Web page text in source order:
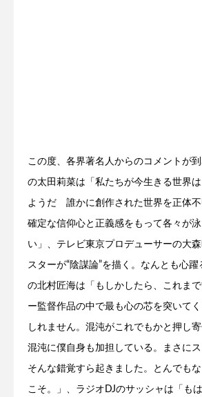
この度、各界著名人からのコメントが
の太田莉菜は「私たちが今生きる世界
ようだ 誰かに創作された世界を正体
確定な信仰心と正義感をもって各々が
い」、テレビ東京プロデューサーの大
スターが“陰謀論”を描く。なんとも心
の北村匠海は「もしかしたら、これま
ー監督作品の中で最も心の芯を突いて
しれません。混沌がこれでもかと押し
混沌に僕自身も加担している。まさにス
そんな錯覚すら起きました。とんでも
こそ。」、ラジオDJのサッシャは「も